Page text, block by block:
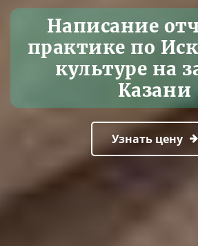
Написание
практике по
культуре на
Казани
Узнать цену